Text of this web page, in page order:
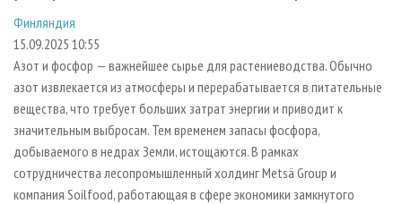
СУШКА ДРЕВЕСИНЫ
ПРОИЗВОДСТВО ДРЕВЕСНЫХ ПЛИТ
ДЕРЕВЯННОЕ ДОМОСТРОЕНИЕ
ПРОИЗВОДСТВО МЕБЕЛИ
БИОЭНЕРГЕТИКА
ЦБП
ПЕРСОНЫ
МОБИЛЬНЫЕ ВЫСТАВКИ
ОФИЦИАЛЬНЫЕ ДЕЛЕГАЦИИ
ПРИОРИТЕТНЫЕ ИНВЕСТПРОЕКТЫ
RUSSIAN FORESTRY REVIEW
ГАЗЕТА ЛЕСПРОМФОРУМ
КОНТАКТЫ
РЕКЛАМОДАТЕЛЯМ
РЕКЛАМА
РЕКЛАМА НА САЙТЕ
Финляндия
15.09.2025 10:55
Азот и фосфор — важнейшее сырье для растениеводства. Обычно
азот извлекается из атмосферы и перерабатывается в питательные
вещества, что требует больших затрат энергии и приводит к
значительным выбросам. Тем временем запасы фосфора,
добываемого в недрах Земли, истощаются. В рамках
сотрудничества лесопромышленный холдинг Metsä Group и
компания Soilfood, работающая в сфере экономики замкнутого